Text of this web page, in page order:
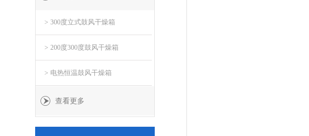
> 300度立式鼓风干燥箱
> 200度300度鼓风干燥箱
> 电热恒温鼓风干燥箱
查看更多